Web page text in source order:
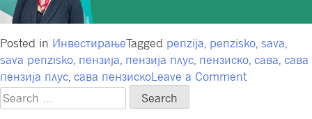
Posted in ИнвестирањеTagged penzija, penzisko, sava,
sava penzisko, пензија, пензија плус, пензиско, сава, сава
пензија плус, сава пензискоLeave a Commenton
Search
for: